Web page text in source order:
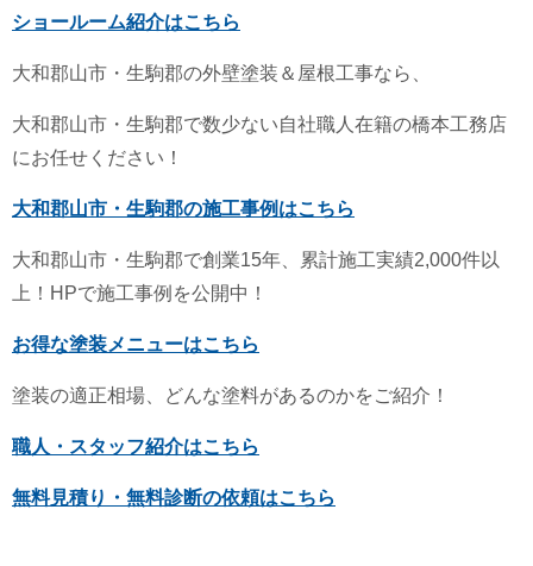
ショールーム紹介はこちら
大和郡山市・生駒郡の外壁塗装＆屋根工事なら、
大和郡山市・生駒郡で数少ない自社職人在籍の橋本工務店
にお任せください！
大和郡山市・生駒郡の施工事例はこちら
大和郡山市・生駒郡で創業15年、累計施工実績2,000件以
上！HPで施工事例を公開中！
お得な塗装メニューはこちら
塗装の適正相場、どんな塗料があるのかをご紹介！
職人・スタッフ紹介はこちら
無料見積り・無料診断の依頼はこちら